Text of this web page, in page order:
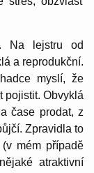
Na lejstru od
a reprodukční.
myslí, že
pojistit. Obvyklá
čase prodat, z
Zpravidla to
mém případě
atraktivní